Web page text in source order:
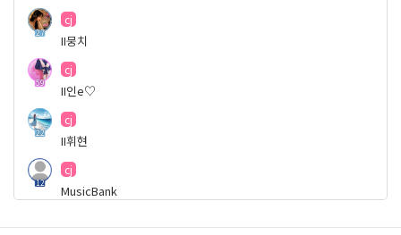
27
cj
II뭉치
59
cj
II인e♡
22
cj
II휘현
12
cj
MusicBank